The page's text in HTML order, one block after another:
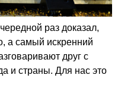
раз доказал,
а самый искренний
друг с
и страны. Для нас это